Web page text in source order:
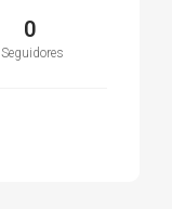
0
Seguidores